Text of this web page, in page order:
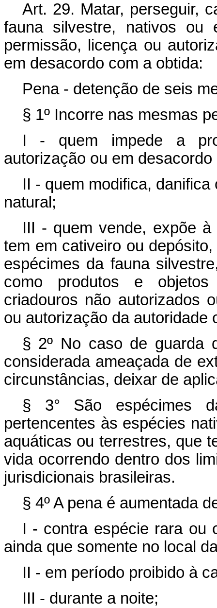
Art. 29. Matar, perseguir,
fauna silvestre, nativos ou
permissão, licença ou
em desacordo com a obtida:
Pena - detenção de seis
§ 1º Incorre nas mesmas
I - quem impede a
autorização ou em
II - quem modifica,
natural;
III - quem vende, expõe
tem em cativeiro ou
espécimes da fauna
como produtos e
criadouros não autorizados
ou autorização da autoridade
§ 2º No caso de guarda
considerada ameaçada de
circunstâncias, deixar de
§ 3° São espécimes
pertencentes às espécies
aquáticas ou terrestres, que
vida ocorrendo dentro dos
jurisdicionais brasileiras.
§ 4º A pena é aumentada
I - contra espécie rara ou
ainda que somente no local
II - em período proibido à
III - durante a noite;